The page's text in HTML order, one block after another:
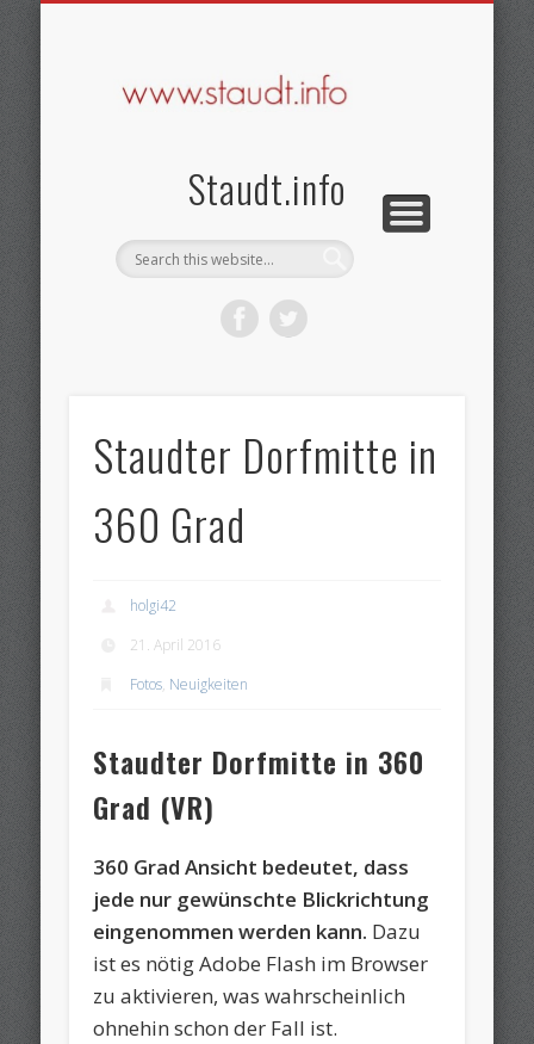
Staudt.info
Staudter Dorfmitte in
360 Grad
holgi42
21. April 2016
Fotos, Neuigkeiten
Staudter Dorfmitte in 360
Grad (VR)
360 Grad Ansicht bedeutet, dass
jede nur gewünschte Blickrichtung
eingenommen werden kann. Dazu
ist es nötig Adobe Flash im Browser
zu aktivieren, was wahrscheinlich
ohnehin schon der Fall ist.